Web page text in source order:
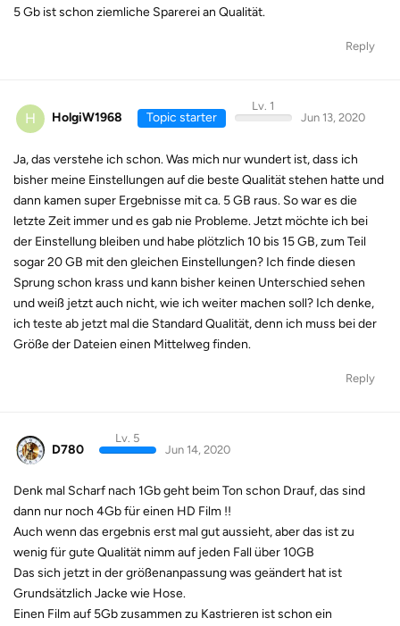
5 Gb ist schon ziemliche Sparerei an Qualität.
Reply
H HolgiW1968 Topic starter
Lv. 1
Jun 13, 2020
Ja, das verstehe ich schon. Was mich nur wundert ist, dass ich
bisher meine Einstellungen auf die beste Qualität stehen hatte und
dann kamen super Ergebnisse mit ca. 5 GB raus. So war es die
letzte Zeit immer und es gab nie Probleme. Jetzt möchte ich bei
der Einstellung bleiben und habe plötzlich 10 bis 15 GB, zum Teil
sogar 20 GB mit den gleichen Einstellungen? Ich finde diesen
Sprung schon krass und kann bisher keinen Unterschied sehen
und weiß jetzt auch nicht, wie ich weiter machen soll? Ich denke,
ich teste ab jetzt mal die Standard Qualität, denn ich muss bei der
Größe der Dateien einen Mittelweg finden.
Reply
D780
Lv. 5
Jun 14, 2020
Denk mal Scharf nach 1Gb geht beim Ton schon Drauf, das sind
dann nur noch 4Gb für einen HD Film !!
Auch wenn das ergebnis erst mal gut aussieht, aber das ist zu
wenig für gute Qualität nimm auf jeden Fall über 10GB
Das sich jetzt in der größenanpassung was geändert hat ist
Grundsätzlich Jacke wie Hose.
Einen Film auf 5Gb zusammen zu Kastrieren ist schon ein